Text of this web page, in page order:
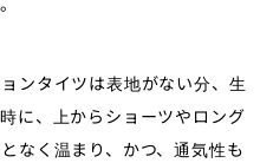
ンタイツは表地がない分、生
に、上からショーツやロング
なく温まり、かつ、通気性も